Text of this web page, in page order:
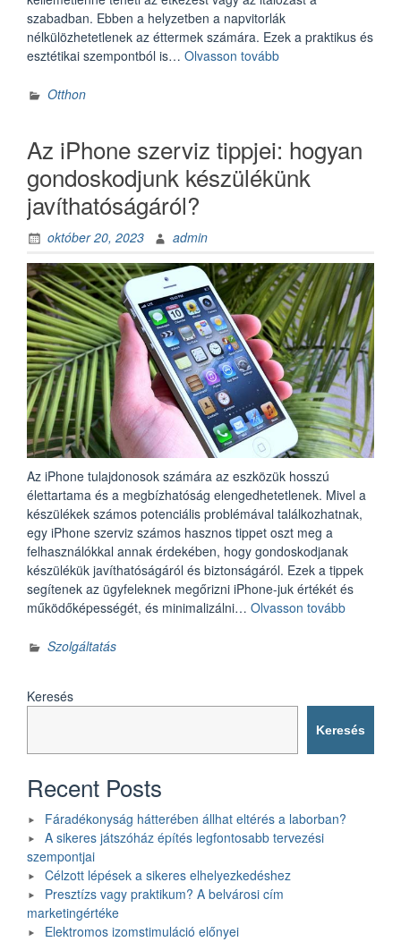
szabadban. Ebben a helyzetben a napvitorlák
nélkülözhetetlenek az éttermek számára. Ezek a praktikus és
esztétikai szempontból is… Olvasson tovább„A
nélkülözhetetlen
eszköze”
Otthon
Az iPhone szerviz tippjei: hogyan
gondoskodjunk készülékünk
javíthatóságáról?
október 20, 2023 admin
Az iPhone tulajdonosok számára az eszközük hosszú
élettartama és a megbízhatóság elengedhetetlenek. Mivel a
készülékek számos potenciális problémával találkozhatnak,
egy iPhone szerviz számos hasznos tippet oszt meg a
felhasználókkal annak érdekében, hogy gondoskodjanak
készülékük javíthatóságáról és biztonságáról. Ezek a tippek
segítenek az ügyfeleknek megőrizni iPhone-juk értékét és
működőképességét, és minimalizálni… Olvasson tovább„Az
Szolgáltatás
Keresés
Keresés
Recent Posts
Fáradékonyság hátterében állhat eltérés a laborban?
A sikeres játszóház építés legfontosabb tervezési
szempontjai
Célzott lépések a sikeres elhelyezkedéshez
Presztízs vagy praktikum? A belvárosi cím
marketingértéke
Elektromos izomstimuláció előnyei